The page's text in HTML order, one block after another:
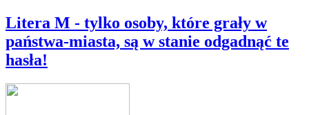
Litera M - tylko osoby, które grały w
państwa-miasta, są w stanie odgadnąć te
hasła!